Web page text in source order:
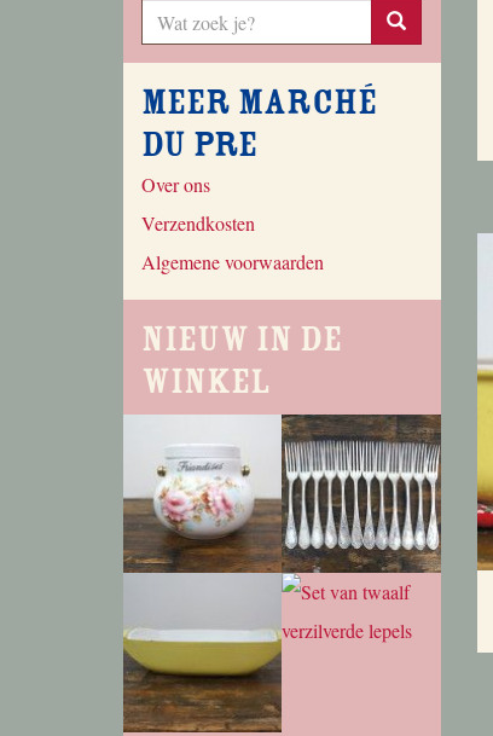
Meer Marché
du Pre
Over ons
Verzendkosten
Algemene voorwaarden
Nieuw in de
winkel